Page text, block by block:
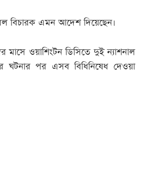
বিচারক এমন আদেশ দিয়েছেন।
মাসে ওয়াশিংটন ডিসিতে দুই ন্যাশনাল
ঘটনার পর এসব বিধিনিষেধ দেওয়া